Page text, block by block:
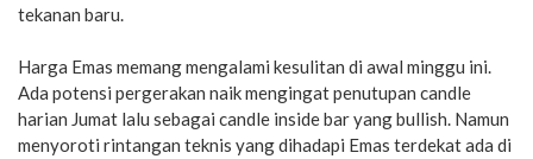
tekanan baru.
Harga Emas memang mengalami kesulitan di awal minggu ini.
Ada potensi pergerakan naik mengingat penutupan candle
harian Jumat lalu sebagai candle inside bar yang bullish. Namun
menyoroti rintangan teknis yang dihadapi Emas terdekat ada di